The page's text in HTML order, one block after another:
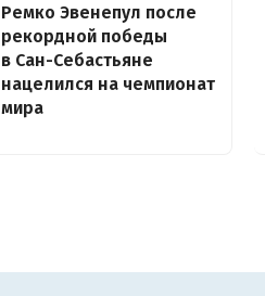
Ремко Эвенепул после
рекордной победы
в Сан-Себастьяне
нацелился на чемпионат
мира